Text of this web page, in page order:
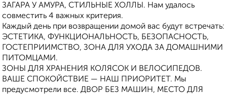
ЗАГАРА У АМУРА, СТИЛЬНЫЕ ХОЛЛЫ. Нам удалось
совместить 4 важных критерия.
Каждый день при возвращении домой вас будут встречать:
ЭСТЕТИКА, ФУНКЦИОНАЛЬНОСТЬ, БЕЗОПАСНОСТЬ,
ГОСТЕПРИИМСТВО, ЗОНА ДЛЯ УХОДА ЗА ДОМАШНИМИ
ПИТОМЦАМИ.
ЗОНЫ ДЛЯ ХРАНЕНИЯ КОЛЯСОК И ВЕЛОСИПЕДОВ.
ВАШЕ СПОКОЙСТВИЕ — НАШ ПРИОРИТЕТ. Мы
предусмотрели все. ДВОР БЕЗ МАШИН, МЕСТО ДЛЯ